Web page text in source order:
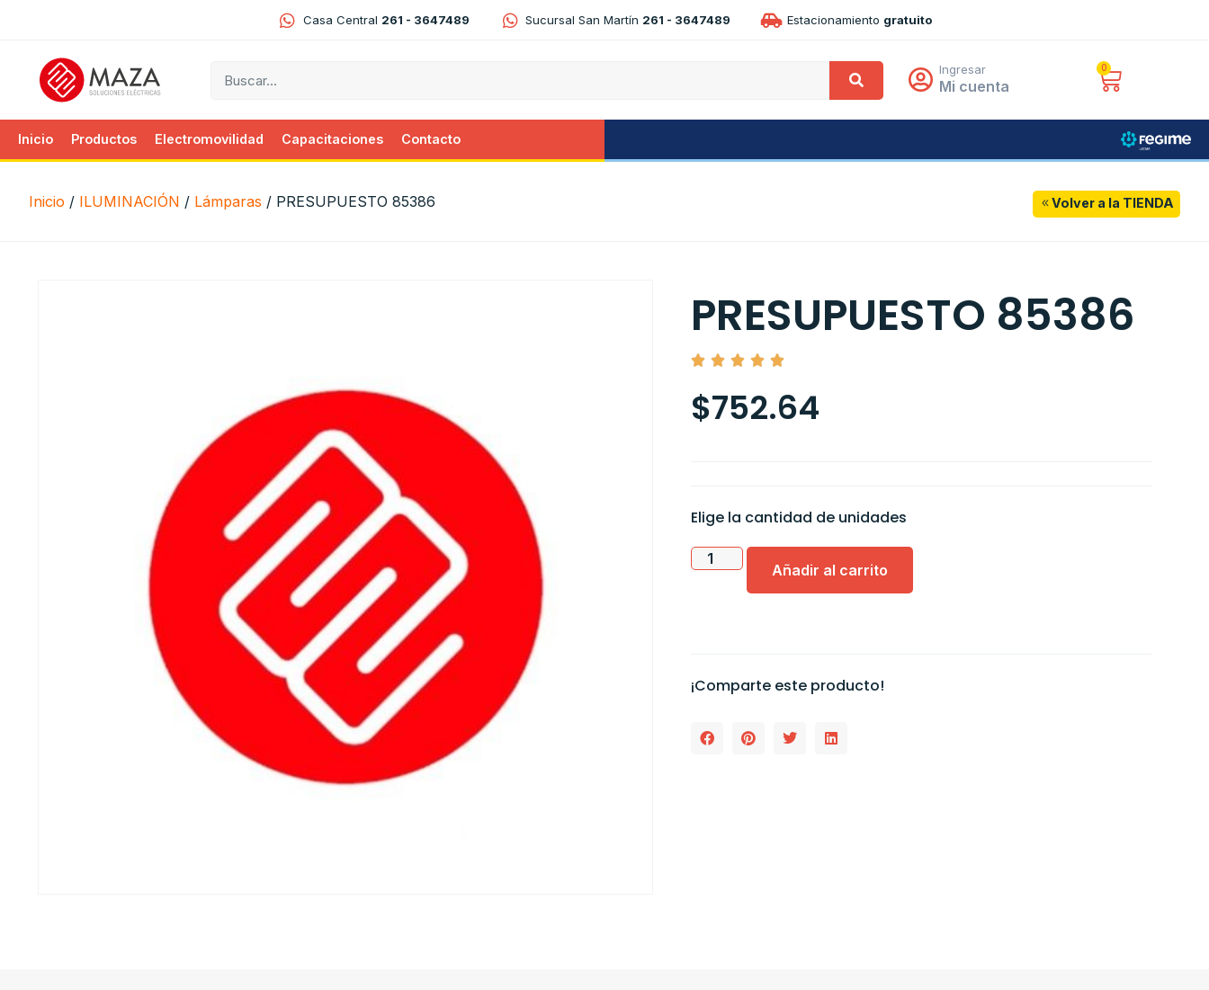
Casa Central 261 - 3647489 Sucursal San Martín 261 - 3647489 Estacionamiento gratuito
Ingresar
Mi cuenta
0
Inicio Productos Electromovilidad Capacitaciones Contacto
Inicio / ILUMINACIÓN / Lámparas / PRESUPUESTO 85386 Volver a la TIENDA
PRESUPUESTO 85386
$752.64
Elige la cantidad de unidades
Añadir al carrito
¡Comparte este producto!